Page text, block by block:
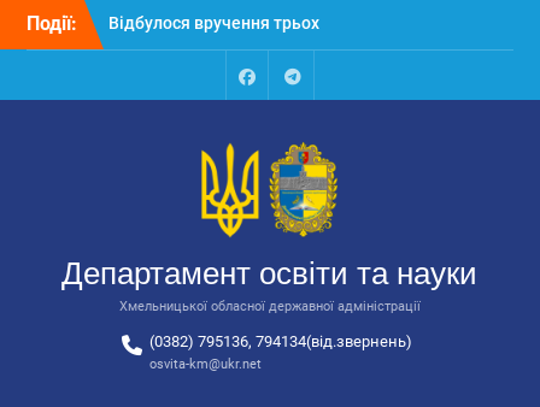
Перейти
Події:
Відбулося вручення трьох
автобусів для потреб
Відбулося засідання
освіти та науки обласної
державної адміністрації
Відбулась обласна
національно-патріотичне
виховання
FacebookTalegram
Департамент освіти та науки
Хмельницької обласної державної адміністрації
(0382) 795136, 794134(від.звернень)
osvita-km@ukr.net